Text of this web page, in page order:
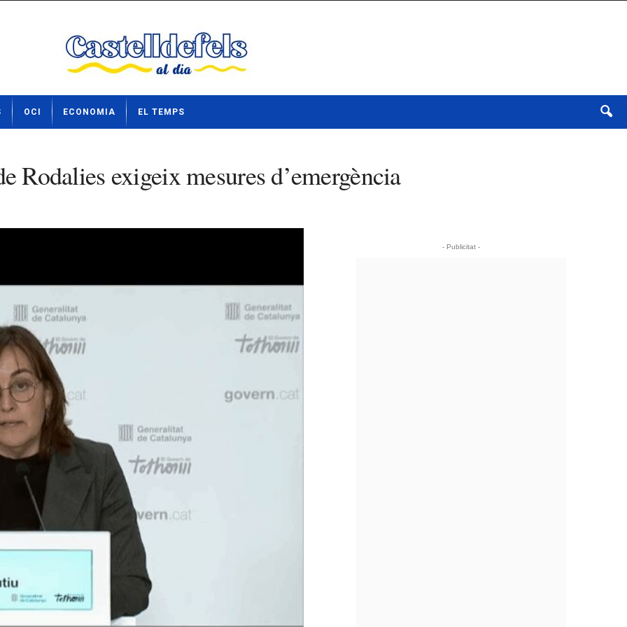
OCI ECONOMIA EL TEMPS
Rodalies exigeix mesures d’emergència
- Publicitat -